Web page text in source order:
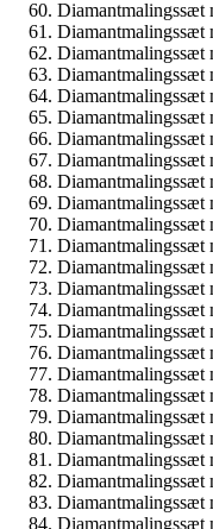
Diamantmalingssæt
Diamantmalingssæt
Diamantmalingssæt
Diamantmalingssæt
Diamantmalingssæt
Diamantmalingssæt
Diamantmalingssæt
Diamantmalingssæt
Diamantmalingssæt
Diamantmalingssæt
Diamantmalingssæt
Diamantmalingssæt
Diamantmalingssæt
Diamantmalingssæt
Diamantmalingssæt
Diamantmalingssæt
Diamantmalingssæt
Diamantmalingssæt
Diamantmalingssæt
Diamantmalingssæt
Diamantmalingssæt
Diamantmalingssæt
Diamantmalingssæt
Diamantmalingssæt